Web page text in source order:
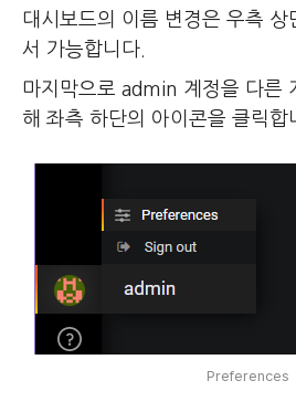
대시보드의 이름 변경은 우측
서 가능합니다.
마지막으로 admin 계정을 다른
해 좌측 하단의 아이콘을 클릭합
Preferences